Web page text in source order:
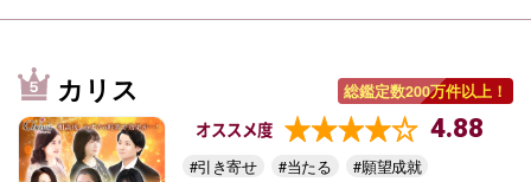
カリス 総鑑定数200万件以上！
オススメ度 4.88
#引き寄せ #当たる #願望成就